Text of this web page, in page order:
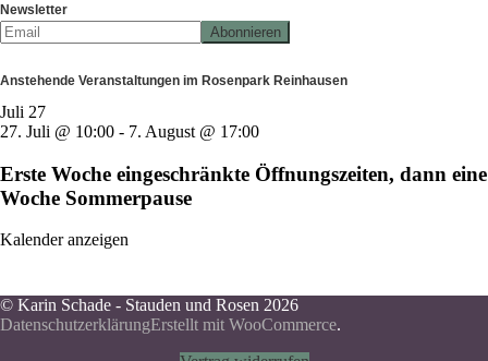
Newsletter
Anstehende Veranstaltungen im Rosenpark Reinhausen
Juli 27
27. Juli @ 10:00 - 7. August @ 17:00
Erste Woche eingeschränkte Öffnungszeiten, dann eine
Woche Sommerpause
Kalender anzeigen
© Karin Schade - Stauden und Rosen 2026
DatenschutzerklärungErstellt mit WooCommerce.